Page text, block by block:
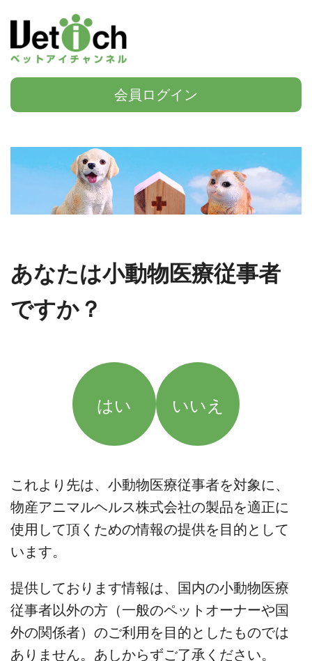
会員ログイン
あなたは小動物医療従事者
ですか？
はい いいえ
これより先は、小動物医療従事者を対象に、
物産アニマルヘルス株式会社の製品を適正に
使用して頂くための情報の提供を目的として
います。
提供しております情報は、国内の小動物医療
従事者以外の方（一般のペットオーナーや国
外の関係者）のご利用を目的としたものでは
ありません。あしからずご了承ください。